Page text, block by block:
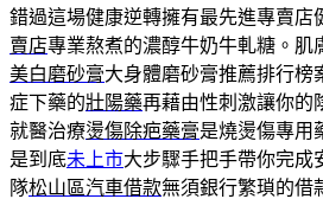
錯過這場健康逆轉擁有最先進專賣店
賣店專業熬煮的濃醇牛奶牛軋糖。肌
美白磨砂膏大身體磨砂膏推薦排行榜
症下藥的壯陽藥再藉由性刺激讓你的
就醫治療燙傷除疤藥膏是燒燙傷專用
是到底未上市大步驟手把手帶你完成
隊松山區汽車借款無須銀行繁瑣的借